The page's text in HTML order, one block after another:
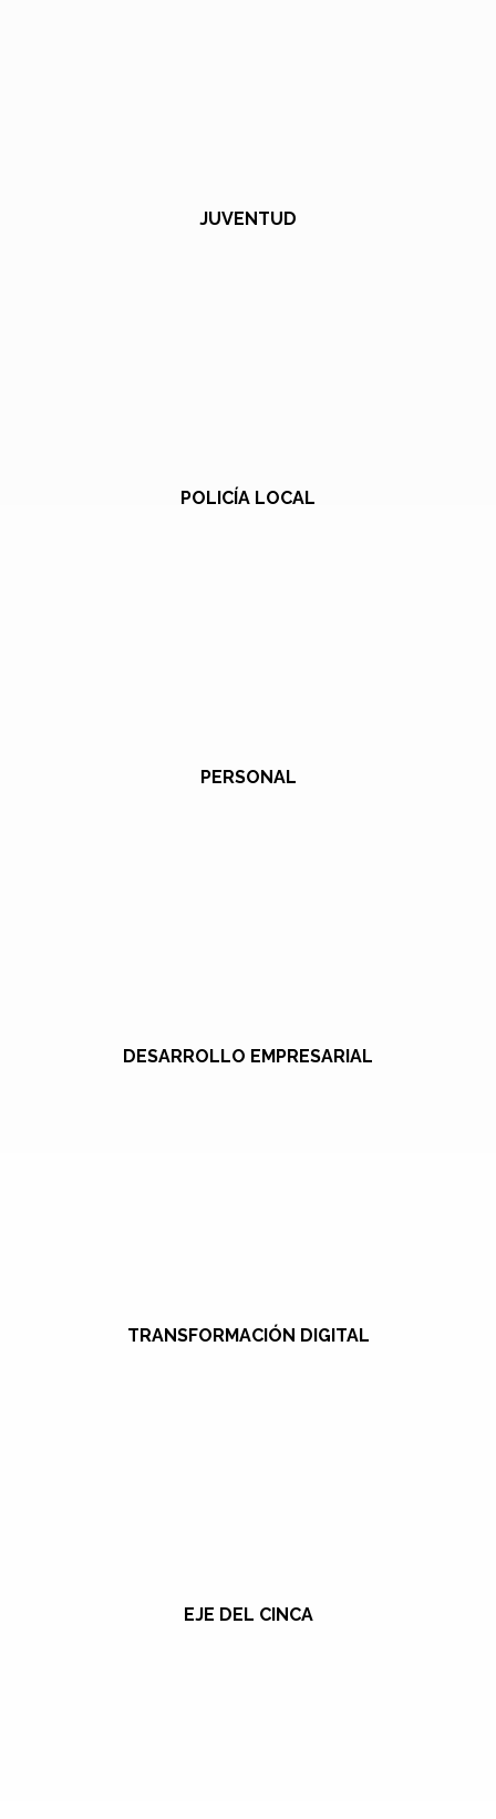
JUVENTUD
POLICÍA LOCAL
PERSONAL
DESARROLLO EMPRESARIAL
TRANSFORMACIÓN DIGITAL
EJE DEL CINCA